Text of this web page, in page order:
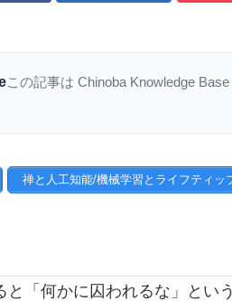
この記事は Chinoba Knowledge
禅と人工知能/機械学習とライフティッ
と「何かに囚われるな」とい